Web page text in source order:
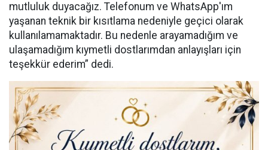
mutluluk duyacağız. Telefonum ve WhatsApp'ım
yaşanan teknik bir kısıtlama nedeniyle geçici olarak
kullanılamamaktadır. Bu nedenle arayamadığım ve
ulaşamadığım kıymetli dostlarımdan anlayışları için
teşekkür ederim” dedi.